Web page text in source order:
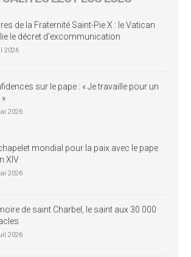
de la Fraternité Saint-Pie X : le Vatican
le décret d’excommunication
2026
sur le pape : « Je travaille pour un
2026
mondial pour la paix avec le pape
XIV
2026
de saint Charbel, le saint aux 30 000
2026